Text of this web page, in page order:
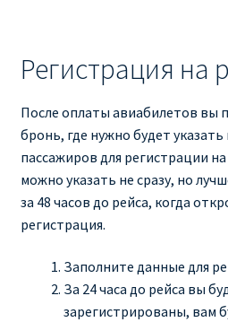
Регистрация на
После оплаты авиабилетов вы
бронь, где нужно будет
пассажиров для регистрации
можно указать не сразу, но
за 48 часов до рейса, когда
регистрация.
Заполните данные для
За 24 часа до рейса вы
зарегистрированы, вам